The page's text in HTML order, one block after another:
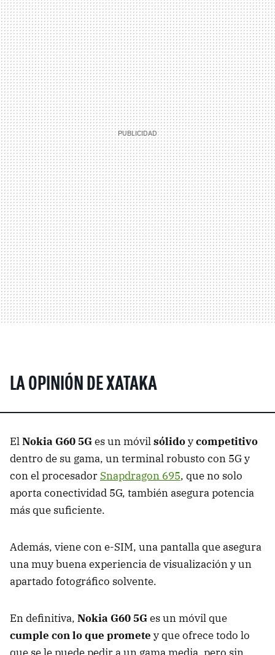
LA OPINIÓN DE XATAKA
ElNokia G60 5Ges un móvilsólidoycompetitivo
dentro de su gama, un terminal robusto con 5G y
con el procesador Snapdragon 695, que no solo
aporta conectividad 5G, también asegura potencia
más que suficiente.
Además, viene con e-SIM, una pantalla que asegura
una muy buena experiencia de visualización y un
apartado fotográfico solvente.
En definitiva, Nokia G60 5Ges un móvil que
cumple con lo que promete yque ofrece todo lo